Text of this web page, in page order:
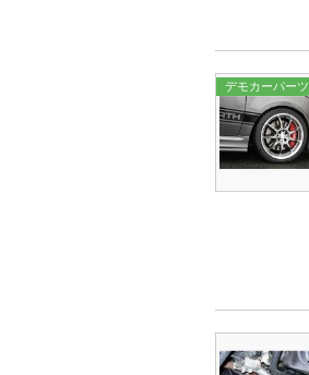
デモカーパーツ